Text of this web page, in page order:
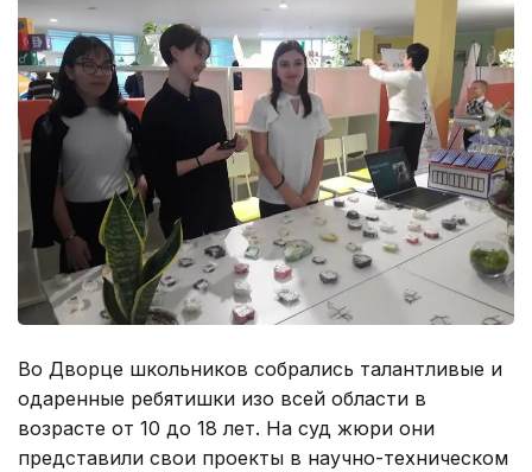
Во Дворце школьников собрались талантливые и
одаренные ребятишки изо всей области в
возрасте от 10 до 18 лет. На суд жюри они
представили свои проекты в научно-техническом